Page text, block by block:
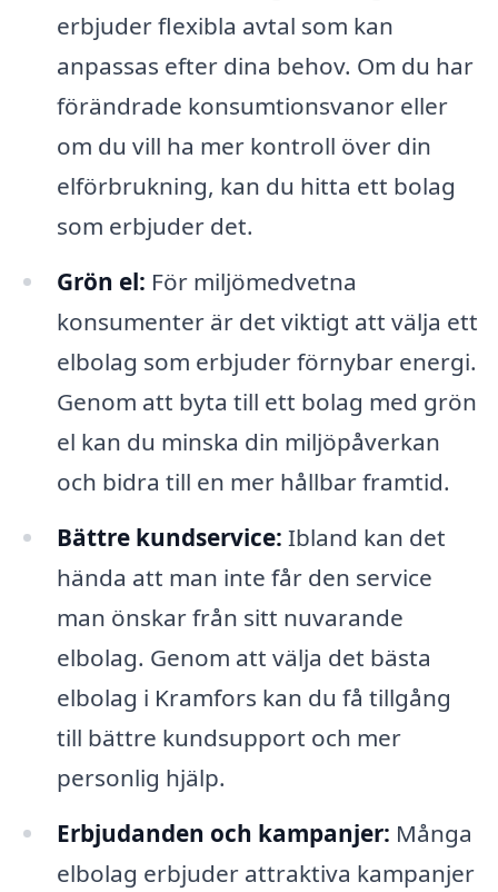
erbjuder flexibla avtal som kan
anpassas efter dina behov. Om du har
förändrade konsumtionsvanor eller
om du vill ha mer kontroll över din
elförbrukning, kan du hitta ett bolag
som erbjuder det.
Grön el: För miljömedvetna
konsumenter är det viktigt att välja ett
elbolag som erbjuder förnybar energi.
Genom att byta till ett bolag med grön
el kan du minska din miljöpåverkan
och bidra till en mer hållbar framtid.
Bättre kundservice: Ibland kan det
hända att man inte får den service
man önskar från sitt nuvarande
elbolag. Genom att välja det bästa
elbolag i Kramfors kan du få tillgång
till bättre kundsupport och mer
personlig hjälp.
Erbjudanden och kampanjer: Många
elbolag erbjuder attraktiva kampanjer